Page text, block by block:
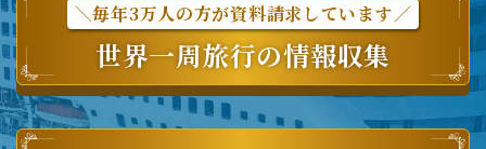
＼毎年3万人の方が資料請求しています／
世界一周旅行の情報収集